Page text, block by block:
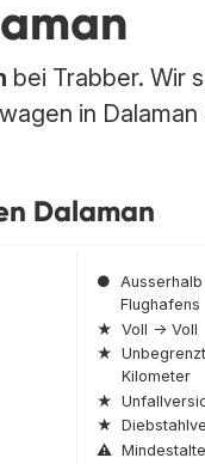
bei Trabber. Wir
in
Dalaman
●
Flughafens
★ Voll → Voll
★
Kilometer
★
★
⚠